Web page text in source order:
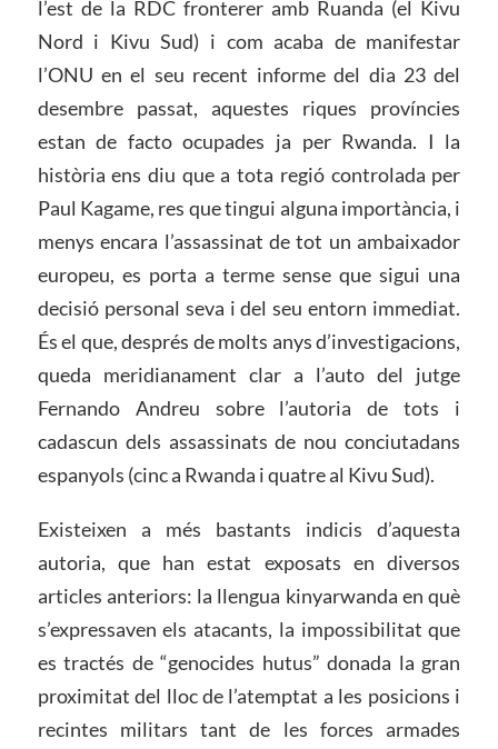
l’est de la RDC fronterer amb Ruanda (el Kivu
Nord i Kivu Sud) i com acaba de manifestar
l’ONU en el seu recent informe del dia 23 del
desembre passat, aquestes riques províncies
estan de facto ocupades ja per Rwanda. I la
història ens diu que a tota regió controlada per
Paul Kagame, res que tingui alguna importància, i
menys encara l’assassinat de tot un ambaixador
europeu, es porta a terme sense que sigui una
decisió personal seva i del seu entorn immediat.
És el que, després de molts anys d’investigacions,
queda meridianament clar a l’auto del jutge
Fernando Andreu sobre l’autoria de tots i
cadascun dels assassinats de nou conciutadans
espanyols (cinc a Rwanda i quatre al Kivu Sud).
Existeixen a més bastants indicis d’aquesta
autoria, que han estat exposats en diversos
articles anteriors: la llengua kinyarwanda en què
s’expressaven els atacants, la impossibilitat que
es tractés de “genocides hutus” donada la gran
proximitat del lloc de l’atemptat a les posicions i
recintes militars tant de les forces armades